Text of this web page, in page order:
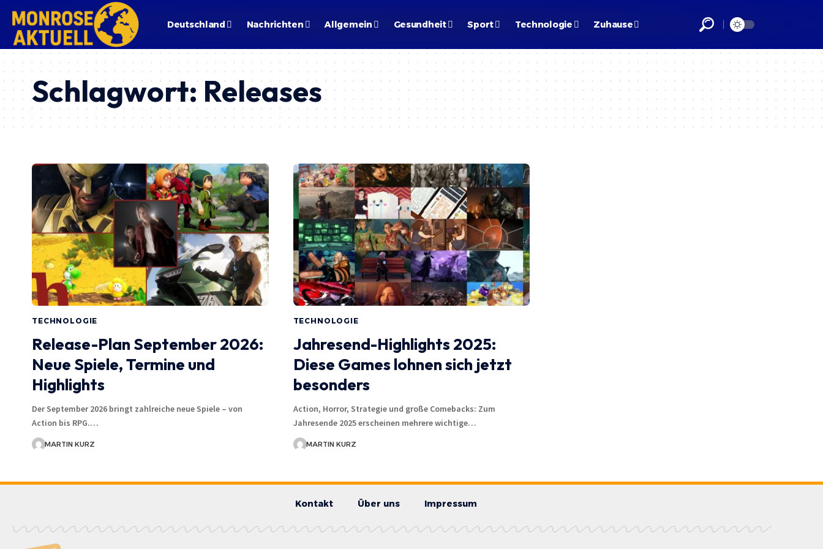
Deutschland Nachrichten Allgemein Gesundheit Sport Technologie Zuhause
Schlagwort: Releases
TECHNOLOGIE
Release-Plan September 2026:
Neue Spiele, Termine und
Highlights
Der September 2026 bringt zahlreiche neue Spiele – von
Action bis RPG.…
MARTIN KURZ
TECHNOLOGIE
Jahresend-Highlights 2025:
Diese Games lohnen sich jetzt
besonders
Action, Horror, Strategie und große Comebacks: Zum
Jahresende 2025 erscheinen mehrere wichtige…
MARTIN KURZ
Kontakt Über uns Impressum